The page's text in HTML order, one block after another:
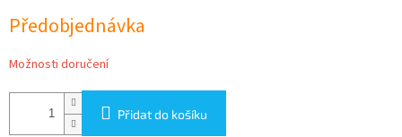
cena:
Předobjednávka
Možnosti doručení
Přidat do košíku